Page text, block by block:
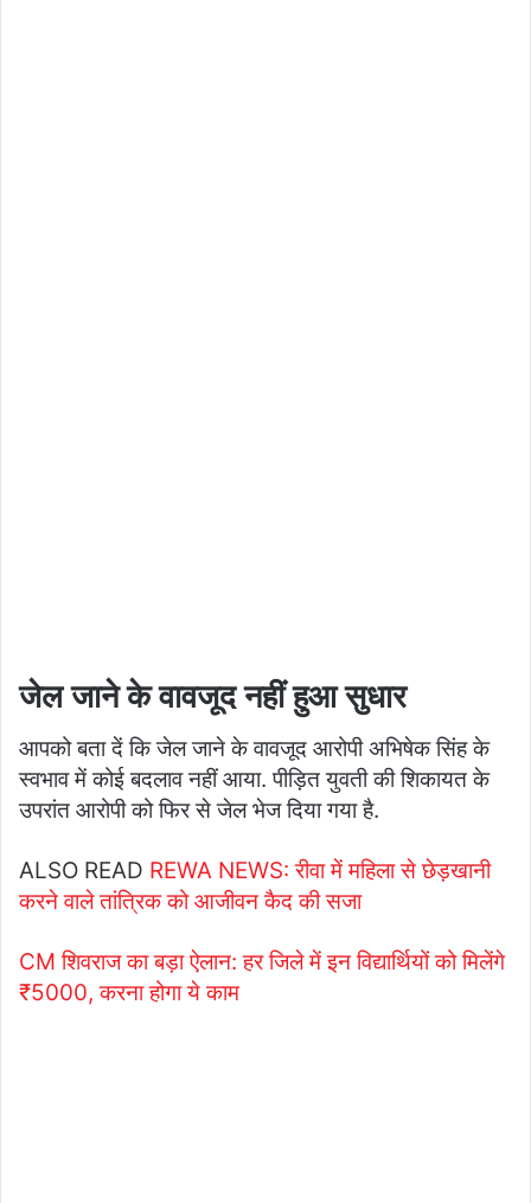
जेल जाने के वावजूद नहीं हुआ सुधार
आपको बता दें कि जेल जाने के वावजूद आरोपी अभिषेक सिंह के
स्वभाव में कोई बदलाव नहीं आया. पीड़ित युवती की शिकायत के
उपरांत आरोपी को फिर से जेल भेज दिया गया है.
ALSO READ REWA NEWS: रीवा में महिला से छेड़खानी
करने वाले तांत्रिक को आजीवन कैद की सजा
CM शिवराज का बड़ा ऐलान: हर जिले में इन विद्यार्थियों को मिलेंगे
₹5000, करना होगा ये काम